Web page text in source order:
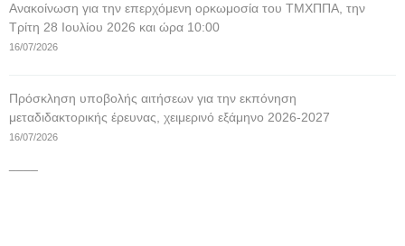
Ανακοίνωση για την επερχόμενη ορκωμοσία του ΤΜΧΠΠΑ, την
Τρίτη 28 Ιουλίου 2026 και ώρα 10:00
16/07/2026
Πρόσκληση υποβολής αιτήσεων για την εκπόνηση
μεταδιδακτορικής έρευνας, χειμερινό εξάμηνο 2026-2027
16/07/2026